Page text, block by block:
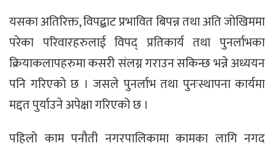
यसका अतिरिक्त, विपद्बाट प्रभावित बिपन्न तथा अति जोखिममा
परेका परिवारहरुलाई विपद् प्रतिकार्य तथा पुनर्लाभका
क्रियाकलापहरुमा कसरी संलग्न गराउन सकिन्छ भन्ने अध्ययन
पनि गरिएको छ । जसले पुनर्लाभ तथा पुनःस्थापना कार्यमा
मद्दत पुर्याउने अपेक्षा गरिएको छ ।
पहिलो काम पनौती नगरपालिकामा कामका लागि नगद